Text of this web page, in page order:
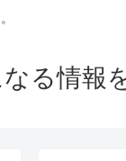
る情報